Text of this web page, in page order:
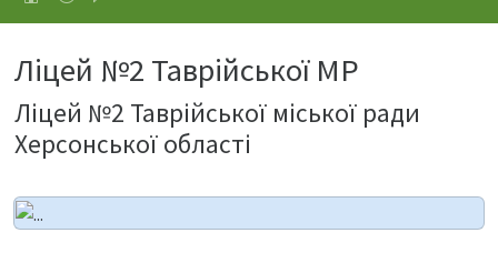
Ліцей №2 Таврійської МР
Ліцей №2 Таврійської міської ради
Херсонської області